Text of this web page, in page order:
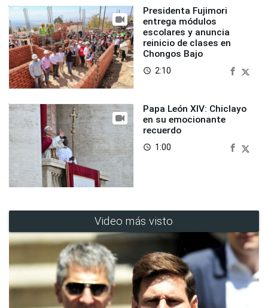
Presidenta Fujimori
entrega módulos
escolares y anuncia
reinicio de clases en
Chongos Bajo
access_time 2:10
Papa León XIV: Chiclayo
en su emocionante
recuerdo
access_time 1:00
Video más visto